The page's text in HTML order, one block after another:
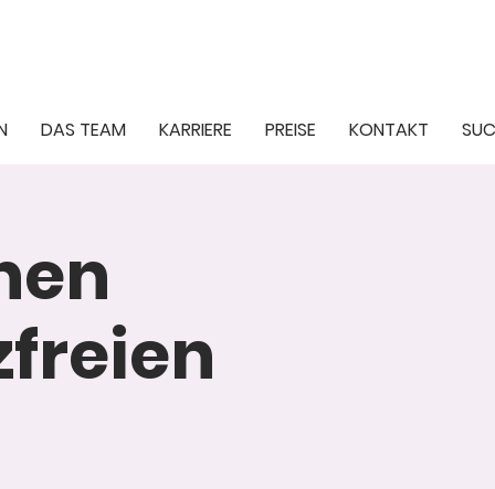
DAS TEAM KARRIERE PREISE KONTAKT